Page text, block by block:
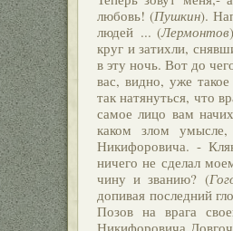
любовь! (Пушкин).
людей ... (Лермонтов
круг и затихли,
в эту ночь. Вот до
вас, видно, уже
так натянуться, что
самое лицо вам
каком злом
Никифоровича. -
ничего не сделал
чину и званию? (
допивая последний
Позов на врага
Никифоровича